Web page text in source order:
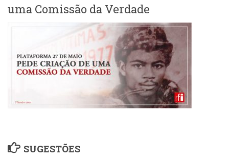
uma Comissão da Verdade
SUGESTÕES